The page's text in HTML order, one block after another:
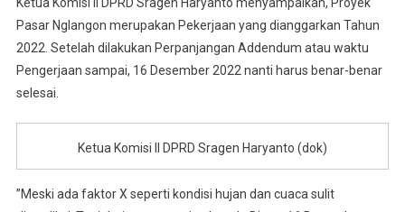
Pasar
Nglangon
Pasar Nglangon merupakan Pekerjaan yang dianggarkan Tahun
2022. Setelah dilakukan Perpanjangan Addendum atau waktu
Pengerjaan sampai, 16 Desember 2022 nanti harus benar-benar
selesai.
Ketua Komisi II DPRD Sragen Haryanto (dok)
”Meski ada faktor X seperti kondisi hujan dan cuaca sulit